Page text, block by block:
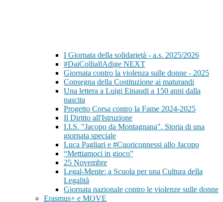
I Giornata della solidarietà - a.s. 2025/2026
#DaiColliallAdige NEXT
Giornata contro la violenza sulle donne - 2025
Consegna della Costituzione ai maturandi
Una lettera a Luigi Einaudi a 150 anni dalla
nascita
Progetto Corsa contro la Fame 2024-2025
Il Diritto all'Istruzione
I.I.S. "Jacopo da Montagnana". Storia di una
giornata speciale
Luca Pagliari e #Cuoriconnessi allo Jacopo
“Mettiamoci in gioco”
25 Novembre
Legal-Mente: a Scuola per una Cultura della
Legalità
Giornata nazionale contro le violenze sulle donne
Erasmus+ e MOVE